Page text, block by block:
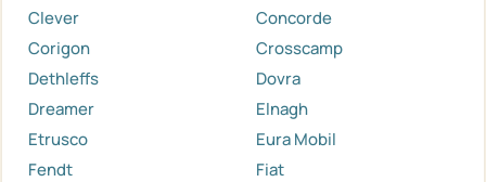
Clever
Concorde
Corigon
Crosscamp
Dethleffs
Dovra
Dreamer
Elnagh
Etrusco
Eura Mobil
Fendt
Fiat